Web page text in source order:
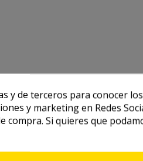
y de terceros para conocer
y marketing en Redes
compra. Si quieres que